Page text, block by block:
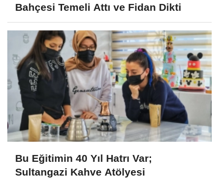
Bahçesi Temeli Attı ve Fidan Dikti
Bu Eğitimin 40 Yıl Hatrı Var;
Sultangazi Kahve Atölyesi